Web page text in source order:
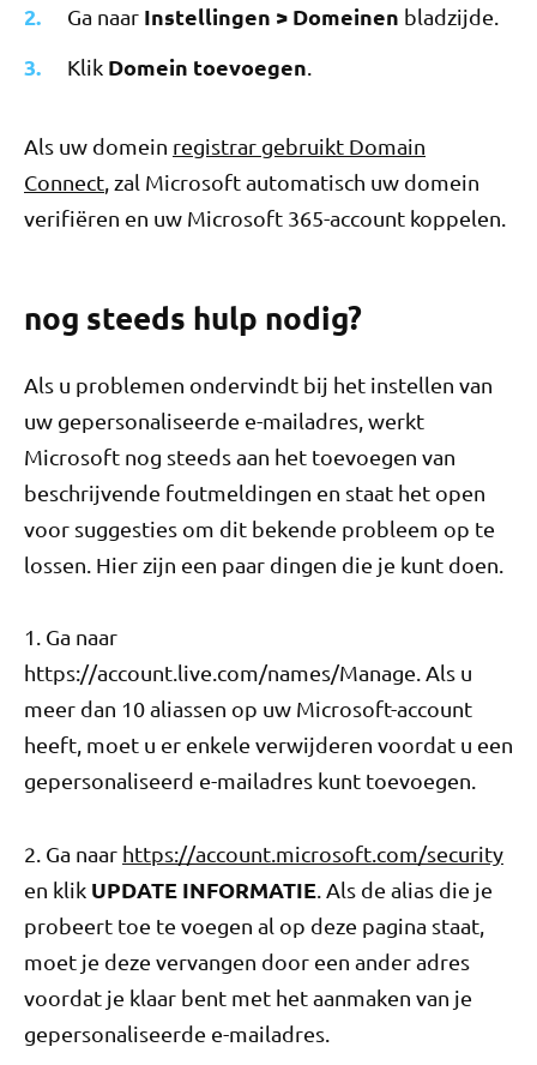
Ga naar Instellingen > Domeinen bladzijde.
Klik Domein toevoegen
Als uw domein registrar gebruikt Domain
Connect , zal Microsoft automatisch uw domein
verifiëren en uw Microsoft 365-account koppelen.
nog steeds hulp nodig?
Als u problemen ondervindt bij het instellen van
uw gepersonaliseerde e-mailadres, werkt
Microsoft nog steeds aan het toevoegen van
beschrijvende foutmeldingen en staat het open
voor suggesties om dit bekende probleem op te
lossen. Hier zijn een paar dingen die je kunt doen.
1. Ga naar
https://account.live.com/names/Manage. Als u
meer dan 10 aliassen op uw Microsoft-account
heeft, moet u er enkele verwijderen voordat u een
gepersonaliseerd e-mailadres kunt toevoegen.
2. Ga naar https://account.microsoft.com/security
en klik UPDATE INFORMATIE . Als de alias die je
probeert toe te voegen al op deze pagina staat,
moet je deze vervangen door een ander adres
voordat je klaar bent met het aanmaken van je
gepersonaliseerde e-mailadres.